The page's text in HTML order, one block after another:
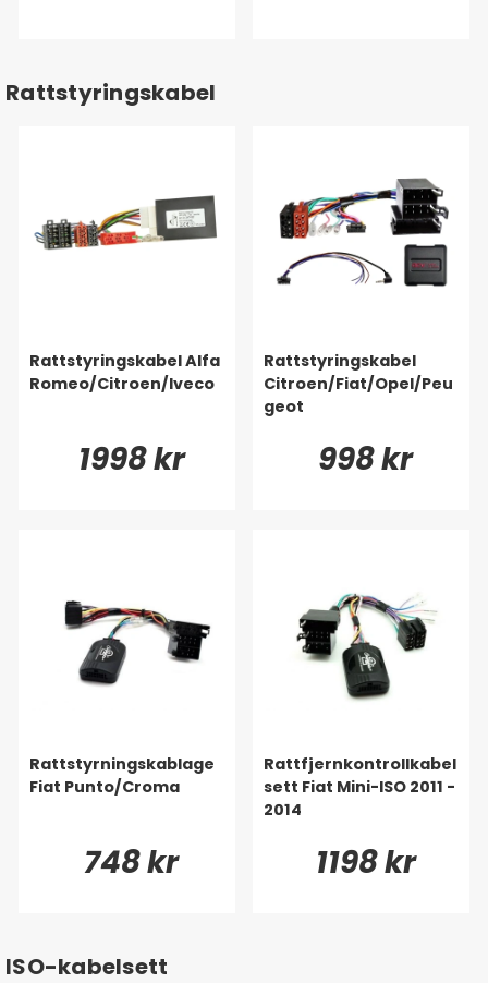
Rattstyringskabel
Rattstyringskabel Alfa
Romeo/Citroen/Iveco
1998 kr
Rattstyringskabel
Citroen/Fiat/Opel/Peu
geot
998 kr
Rattstyrningskablage
Fiat Punto/Croma
748 kr
Rattfjernkontrollkabel
sett Fiat Mini-ISO 2011 -
2014
1198 kr
ISO-kabelsett